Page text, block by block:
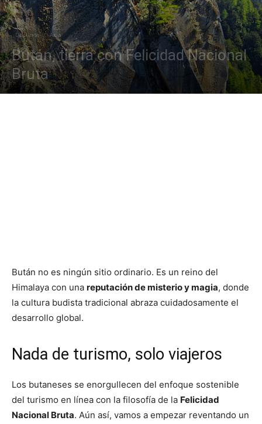
Destinos Asia
Bután, tierra con Felicidad Nacional
Bruta
Bután no es ningún sitio ordinario. Es un reino del
Himalaya con una reputación de misterio y magia, donde
la cultura budista tradicional abraza cuidadosamente el
desarrollo global.
Nada de turismo, solo viajeros
Los butaneses se enorgullecen del enfoque sostenible
del turismo en línea con la filosofía de la Felicidad
Nacional Bruta. Aún así, vamos a empezar reventando un